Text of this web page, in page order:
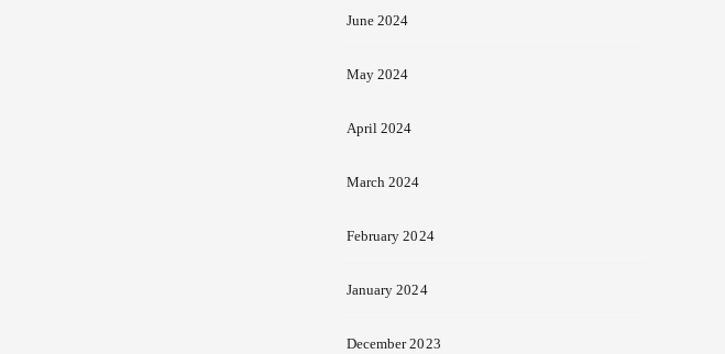
June 2024
May 2024
April 2024
March 2024
February 2024
January 2024
December 2023